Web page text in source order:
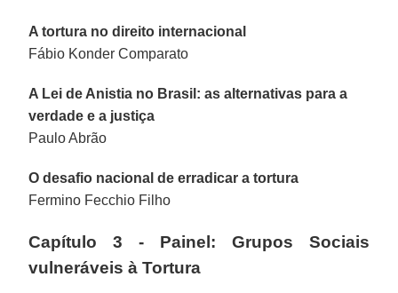
A tortura no direito internacional
Fábio Konder Comparato
A Lei de Anistia no Brasil: as alternativas para a
verdade e a justiça
Paulo Abrão
O desafio nacional de erradicar a tortura
Fermino Fecchio Filho
Capítulo 3 - Painel: Grupos Sociais
vulneráveis à Tortura